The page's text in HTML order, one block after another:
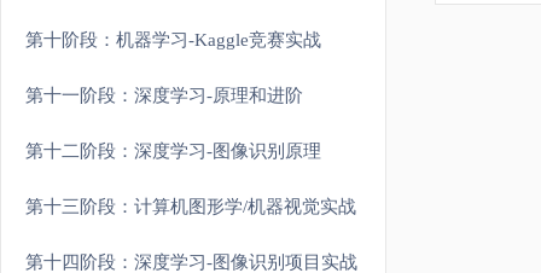
第十阶段：机器学习-Kaggle竞赛实战
第十一阶段：深度学习-原理和进阶
第十二阶段：深度学习-图像识别原理
第十三阶段：计算机图形学/机器视觉实战
第十四阶段：深度学习-图像识别项目实战